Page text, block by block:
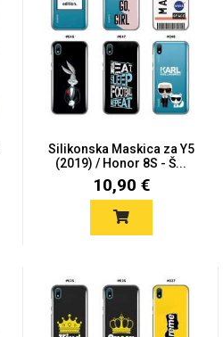
Silikonska Maskica za Y5
(2019) / Honor 8S - Š...
10,90 €